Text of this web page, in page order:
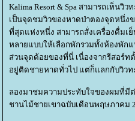
Kalima Resort & Spa สามารถเห็น
เป็นจุดชมวิวของหาดป่าตองจุดหนึ่ง
ที่สุดแห่งหนึ่ง สามารถสั่งเครื่องดื่มเ
หลายแบบให้เลือกพักรวมทั้งห้องพัก
ส่วนจุดด้อยของที่นี่ เนื่องจากรีสอร์ท
อยู่ติดชายหาดทั่วไป แต่ก็แลกกับวิวท
ลองมาชมความประทับใจของผมที่มีต่
ชานไม้ชายเขาฉบับเดือนพฤษภาคม